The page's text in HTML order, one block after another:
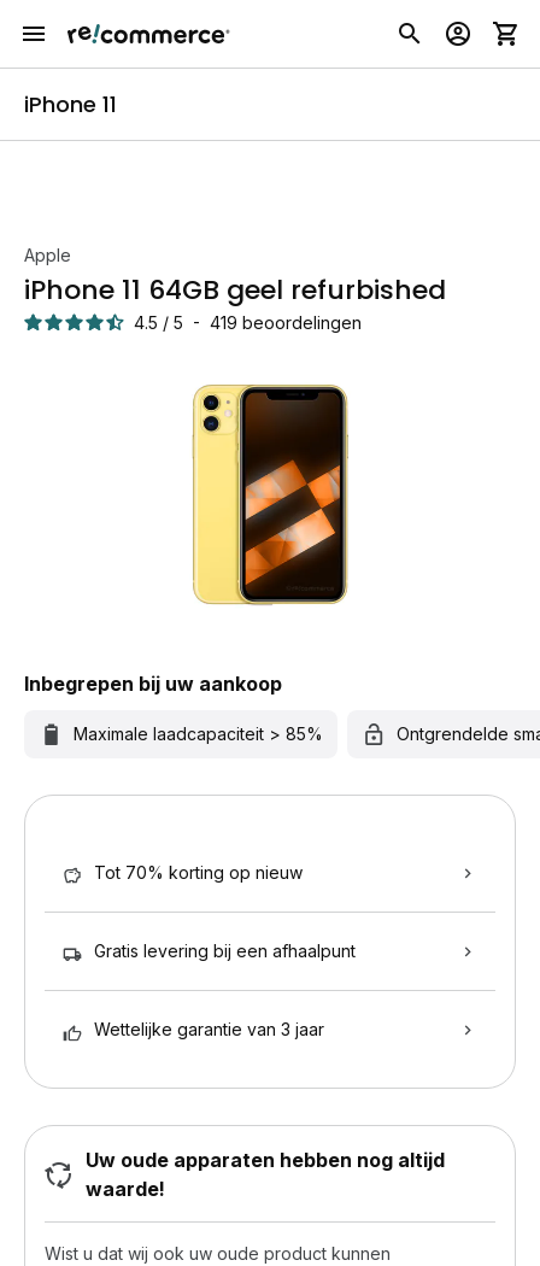
iPhone 11
Apple
iPhone 11 64GB geel refurbished
4.5 / 5 - 419 beoordelingen
Inbegrepen bij uw aankoop
Maximale laadcapaciteit > 85% Ontgrendelde
Tot 70% korting op nieuw
Gratis levering bij een afhaalpunt
Wettelijke garantie van 3 jaar
Uw oude apparaten hebben nog altijd
waarde!
Wist u dat wij ook uw oude product kunnen